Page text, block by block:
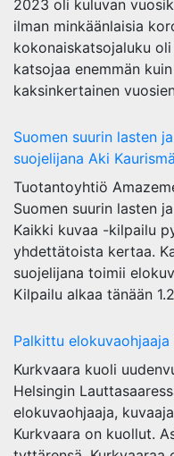
2023 oli kuluvan
ilman minkäänlaisia
kokonaiskatsojaluku
katsojaa enemmän
kaksinkertainen
Suomen suurin lasten
suojelijana Aki
Tuotantoyhtiö
Suomen suurin lasten
Kaikki kuvaa -kilpailu
yhdettätoista kertaa.
suojelijana toimii
Kilpailu alkaa tänään
Palkittu
Kurkvaara kuoli
Helsingin
elokuvaohjaaja,
Kurkvaara on kuollut.